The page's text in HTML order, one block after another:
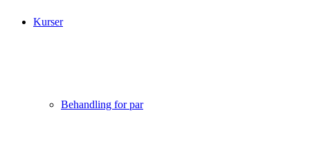
Kurser
Behandling for par